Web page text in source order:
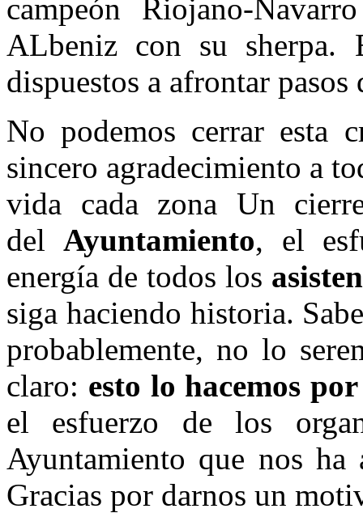
campeón Riojano-
ALbeniz con su sherpa.
dispuestos a afrontar
No podemos cerrar esta
sincero agradecimiento a
vida cada zona Un
delAyuntamiento, el
energía de todos los
siga haciendo historia.
probablemente, no lo
claro: esto lo hacemos
el esfuerzo de los
Ayuntamiento que nos ha
Gracias por darnos un